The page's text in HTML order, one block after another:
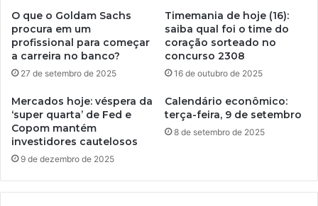
O que o Goldam Sachs
procura em um
profissional para começar
a carreira no banco?
27 de setembro de 2025
Timemania de hoje (16):
saiba qual foi o time do
coração sorteado no
concurso 2308
16 de outubro de 2025
Mercados hoje: véspera da
‘super quarta’ de Fed e
Copom mantém
investidores cautelosos
9 de dezembro de 2025
Calendário econômico:
terça-feira, 9 de setembro
8 de setembro de 2025